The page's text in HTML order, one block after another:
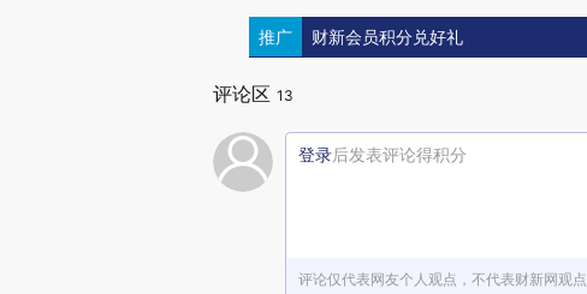
推广 财新会员积分兑好礼
评论区 13
登录后发表评论得积分
评论仅代表网友个人观点，不代表财新网观点